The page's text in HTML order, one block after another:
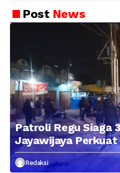
PostNews
Patroli Regu Siaga
Jayawijaya Perkuat
di Tengah
Wamena Tetap
Redaksi